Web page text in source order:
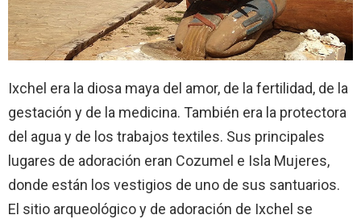
Ixchel era la diosa maya del amor, de la fertilidad, de la
gestación y de la medicina. También era la protectora
del agua y de los trabajos textiles. Sus principales
lugares de adoración eran Cozumel e Isla Mujeres,
donde están los vestigios de uno de sus santuarios.
El sitio arqueológico y de adoración de Ixchel se